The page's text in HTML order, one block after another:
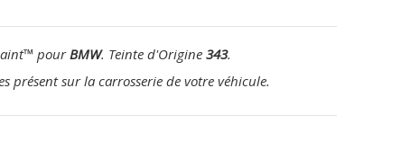
™ pourBMW. Teinte d'Origine 343.
présent sur la carrosserie de votre véhicule.